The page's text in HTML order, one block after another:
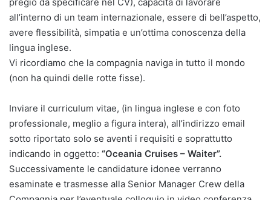
all’interno di un team internazionale, essere di bell’aspetto,
avere flessibilità, simpatia e un’ottima conoscenza della
lingua inglese.
Vi ricordiamo che la compagnia naviga in tutto il mondo
(non ha quindi delle rotte fisse).
Inviare il curriculum vitae, (in lingua inglese e con foto
professionale, meglio a figura intera), all’indirizzo email
sotto riportato solo se aventi i requisiti e soprattutto
indicando in oggetto: “Oceania Cruises – Waiter”.
Successivamente le candidature idonee verranno
esaminate e trasmesse alla Senior Manager Crew della